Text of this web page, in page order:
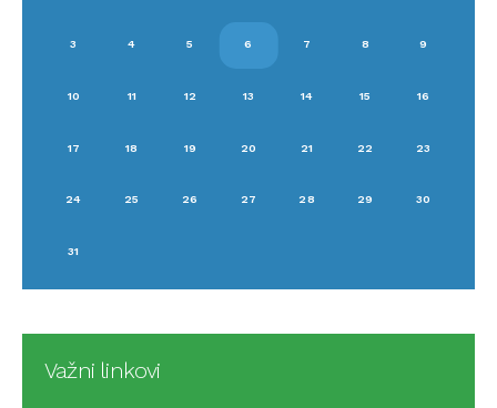
3 4 5 6 7 8 9
10 11 12 13 14 15 16
17 18 19 20 21 22 23
24 25 26 27 28 29 30
31
Važni linkovi